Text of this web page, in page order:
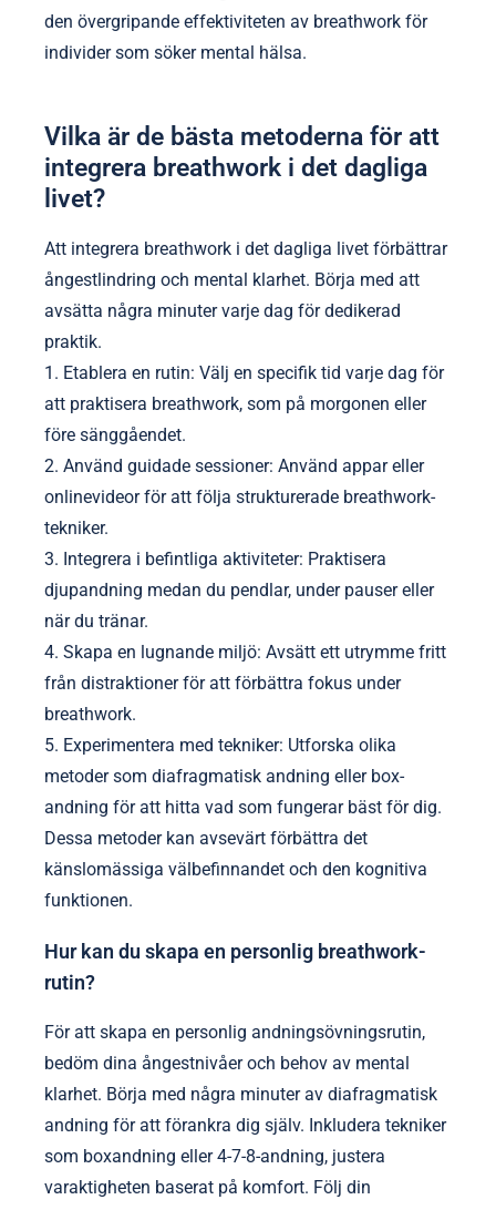
Lokala traditioner påverkar i hög grad breathwork-
Många ursprungliga kulturer inkluderar breathwork
som en andlig praktik, vilket betonar kopplingen till
naturen och gemenskapen. Denna unika egenskap
ångestlindringen som är kopplad till breathwork,
vilket gör det till mer än en fysisk övning. Olika
regioner kan betona olika andningsmönster, vilket
återspeglar deras unika kulturella berättelser. Som
ett resultat berikar integrationen av lokala traditioner
den övergripande effektiviteten av breathwork för
individer som söker mental hälsa.
Vilka är de bästa metoderna för att
integrera breathwork i det dagliga
livet?
Att integrera breathwork i det dagliga livet förbättrar
ångestlindring och mental klarhet. Börja med att
avsätta några minuter varje dag för dedikerad
1. Etablera en rutin: Välj en specifik tid varje dag för
att praktisera breathwork, som på morgonen eller
2. Använd guidade sessioner: Använd appar eller
onlinevideor för att följa strukturerade breathwork-
tekniker.
3. Integrera i befintliga aktiviteter: Praktisera
djupandning medan du pendlar, under pauser eller
när du tränar.